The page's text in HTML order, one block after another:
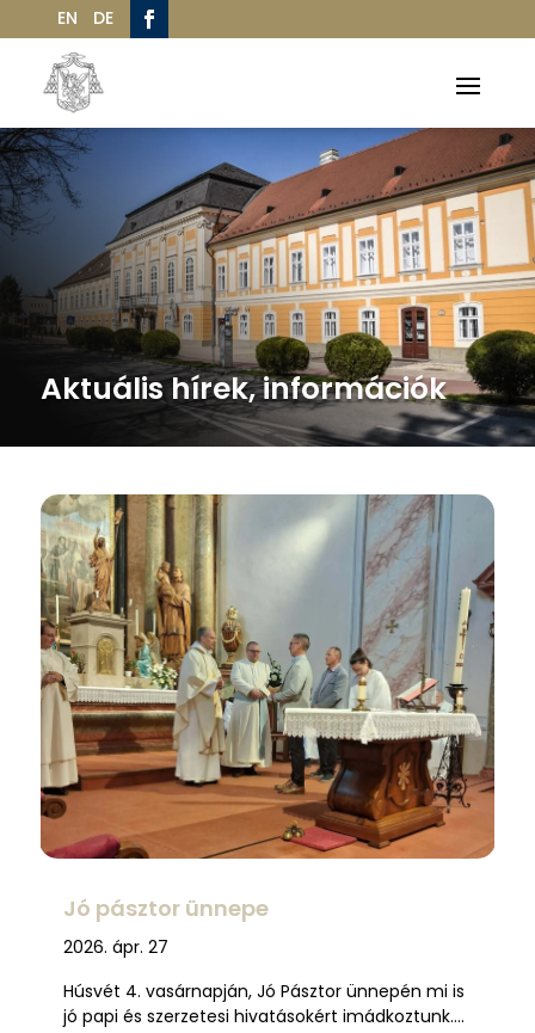
EN DE
Aktuális hírek, információk
Jó pásztor ünnepe
2026. ápr. 27
Húsvét 4. vasárnapján, Jó Pásztor ünnepén mi is
jó papi és szerzetesi hivatásokért imádkoztunk….